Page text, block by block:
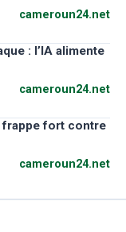
cameroun24.net
: l’IA alimente
cameroun24.net
frappe fort contre
cameroun24.net